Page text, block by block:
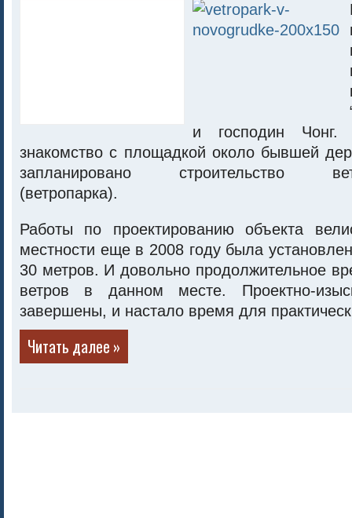
и господин
знакомство с площадкой около бывшей
запланировано строительство
(ветропарка).
Работы по проектированию объекта
местности еще в 2008 году была
30 метров. И довольно продолжительное
ветров в данном месте. Проектно-
завершены, и настало время для
Читать далее »